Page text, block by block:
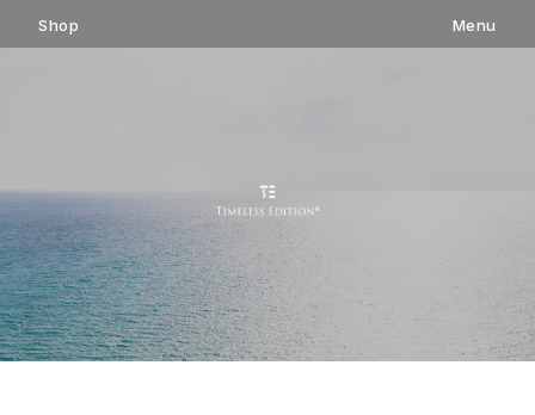
Shop Menu
ン
ス
キ
ッ
プ